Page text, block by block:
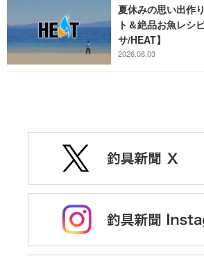
夏休みの思い出作
ト＆絶品お魚レシ
サ/HEAT】
2026.08.03